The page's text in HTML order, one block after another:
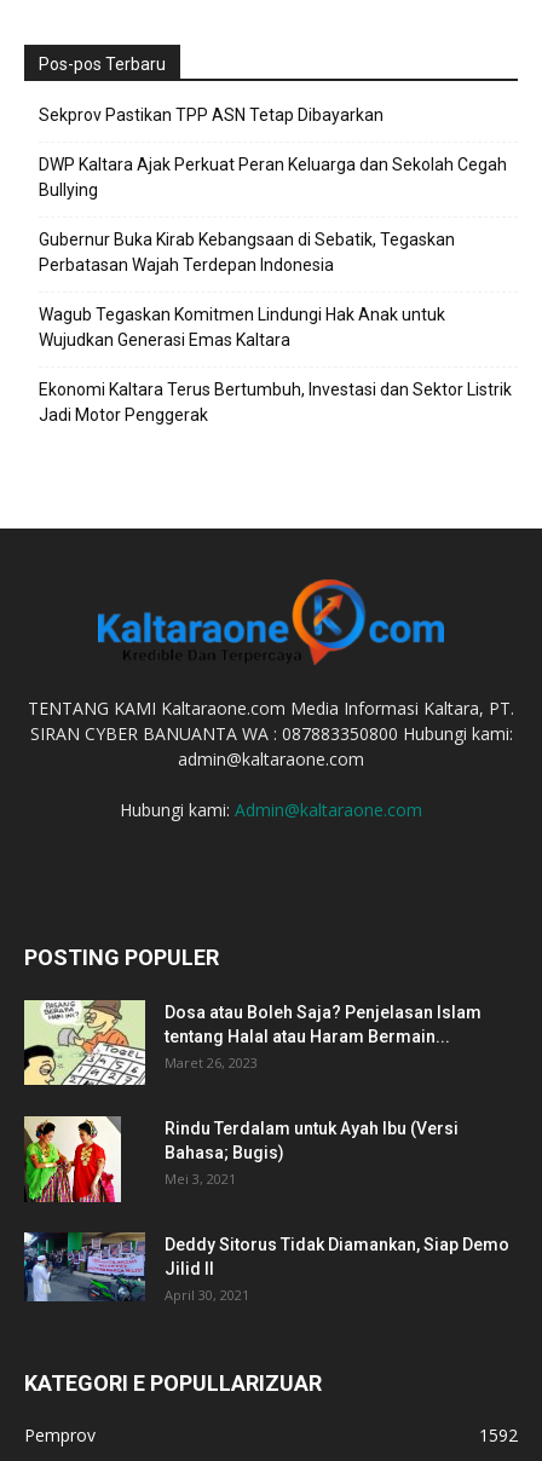
Pos-pos Terbaru
Sekprov Pastikan TPP ASN Tetap Dibayarkan
DWP Kaltara Ajak Perkuat Peran Keluarga dan Sekolah Cegah
Bullying
Gubernur Buka Kirab Kebangsaan di Sebatik, Tegaskan
Perbatasan Wajah Terdepan Indonesia
Wagub Tegaskan Komitmen Lindungi Hak Anak untuk
Wujudkan Generasi Emas Kaltara
Ekonomi Kaltara Terus Bertumbuh, Investasi dan Sektor Listrik
Jadi Motor Penggerak
TENTANG KAMI Kaltaraone.com Media Informasi Kaltara, PT.
SIRAN CYBER BANUANTA WA : 087883350800 Hubungi kami:
admin@kaltaraone.com
Hubungi kami: Admin@kaltaraone.com
POSTING POPULER
Dosa atau Boleh Saja? Penjelasan Islam
tentang Halal atau Haram Bermain...
Maret 26, 2023
Rindu Terdalam untuk Ayah Ibu (Versi
Bahasa; Bugis)
Mei 3, 2021
Deddy Sitorus Tidak Diamankan, Siap Demo
Jilid II
April 30, 2021
KATEGORI E POPULLARIZUAR
Pemprov
1592